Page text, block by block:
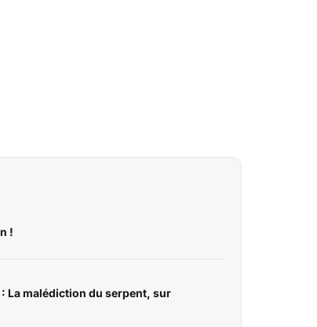
!
La malédiction du serpent, sur